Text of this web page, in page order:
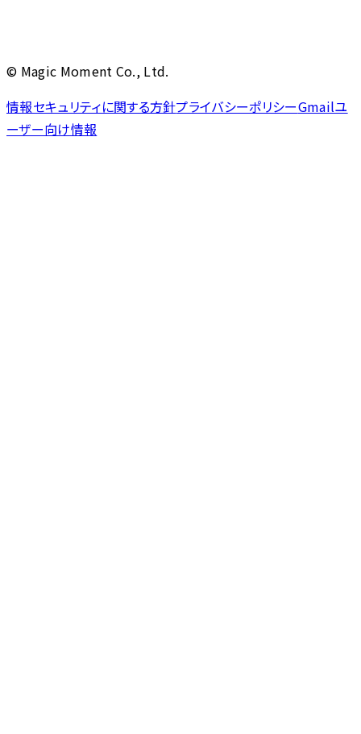
© Magic Moment Co., Ltd.
情報セキュリティに関する方針プライバシーポリシーGmailユ
ーザー向け情報